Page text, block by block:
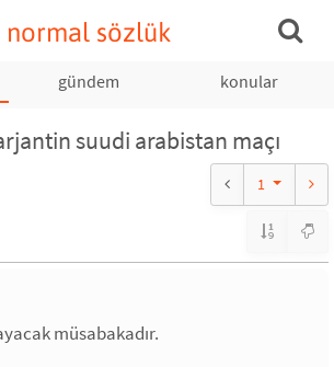
normal sözlük
gündem konular
suudi arabistan maçı
1
müsabakadır.